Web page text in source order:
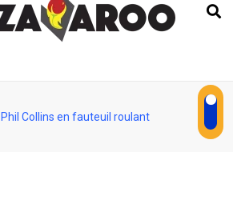
Phil Collins en fauteuil roulant